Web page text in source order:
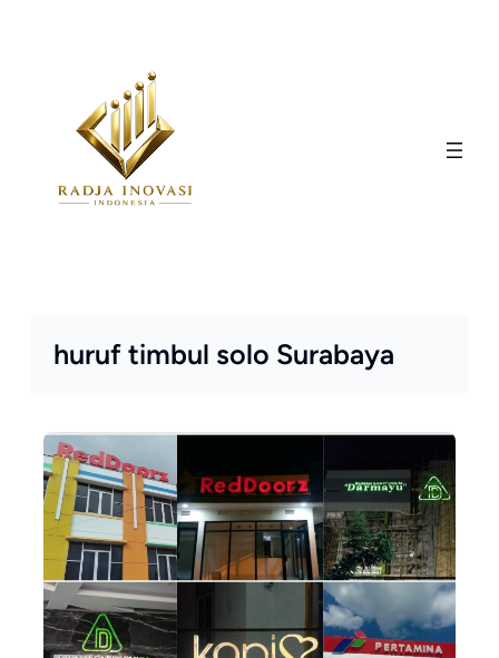
huruf timbul solo Surabaya